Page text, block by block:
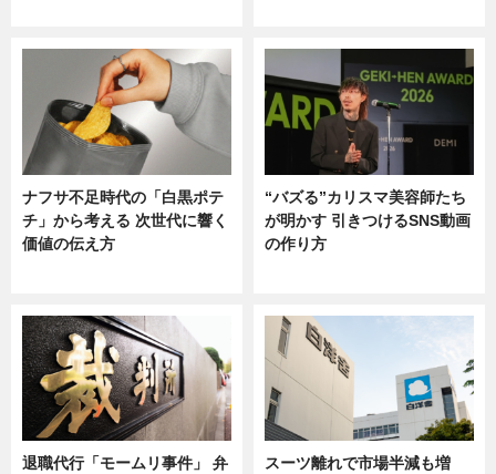
ナフサ不足時代の「白黒ポテ
チ」から考える 次世代に響く
価値の伝え方
“バズる”カリスマ美容師たち
が明かす 引きつけるSNS動画
の作り方
退職代行「モームリ事件」 弁
スーツ離れで市場半減も増